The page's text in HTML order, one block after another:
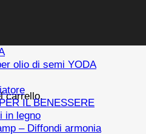
carrello.
olio di semi YODA
IL BENESSERE
in legno
– Diffondi armonia